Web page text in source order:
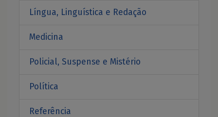
Língua, Linguística e Redação
Medicina
Policial, Suspense e Mistério
Política
Referência